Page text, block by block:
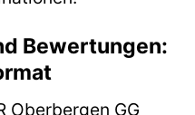
Bewertungen:
Oberbergen GG